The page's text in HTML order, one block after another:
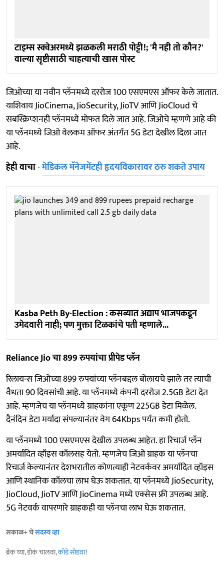
टाइम्स स्क्वेअरमध्ये झळकली मराठी पोट्टी!; 'मै नही तो कौन?'
वाल्या सृष्टीसाठी चाहत्याची खास पोस्ट
जिओच्या या नवीन प्लॅनमध्ये दररोज 100 एसएमएस ऑफर केले जातात.
याशिवाय JioCinema, JioSecurity, JioTV आणि JioCloud चे
सबस्क्रिप्शनही प्लॅनमध्ये मोफत दिले जात आहे. जिओचे म्हणणे आहे की
या प्लॅनमध्ये जिओ वेलकम ऑफर अंतर्गत 5G डेटा देखील दिला जात
आहे.
हेही वाचा-मेडिकल मॅनेजमेंटही हृदयविकारावर ठरु शकते उपाय
Kasba Peth By-Election : कसब्यात अद्याप भाजपकडून
उमेदवारी नाही; पण मुक्ता टिळकांचे पती म्हणाले...
Reliance Jio चा 899 रुपयांचा प्रीपेड प्लॅन
रिलायन्स जिओच्या 899 रुपयांच्या प्लॅनबद्दल बोलायचे झाले तर त्याची
वैधता 90 दिवसांची आहे. या प्लॅनमध्ये कंपनी दररोज 2.5GB डेटा देत
आहे. म्हणजेच या प्लॅनमध्ये ग्राहकांना एकूण 225GB डेटा मिळेल.
दैनंदिन डेटा मर्यादा संपल्यानंतर वेग 64Kbps पर्यंत कमी होतो.
या प्लॅनमध्ये 100 एसएमएस देखील उपलब्ध आहेत. हा रिचार्ज प्लॅन
अमर्यादित व्हॉइस कॉलसह येतो. म्हणजेच जिओ ग्राहक या प्लॅनचा
रिचार्ज केल्यानंतर देशभरातील कोणत्याही नेटवर्कवर अमर्यादित व्हॉइस
आणि स्थानिक कॉलचा लाभ घेऊ शकतात. या प्लॅनमध्ये JioSecurity,
JioCloud, JioTV आणि JioCinema मध्ये एक्सेस फ्री उपलब्ध आहे.
5G नेटवर्क वापरणारे ग्राहकही या प्लॅनचा लाभ घेऊ शकतात.
सकाळ+ चेसदस्य व्हा
ब्रेक घ्या, डोकं चालवा,कोडे सोडवा!